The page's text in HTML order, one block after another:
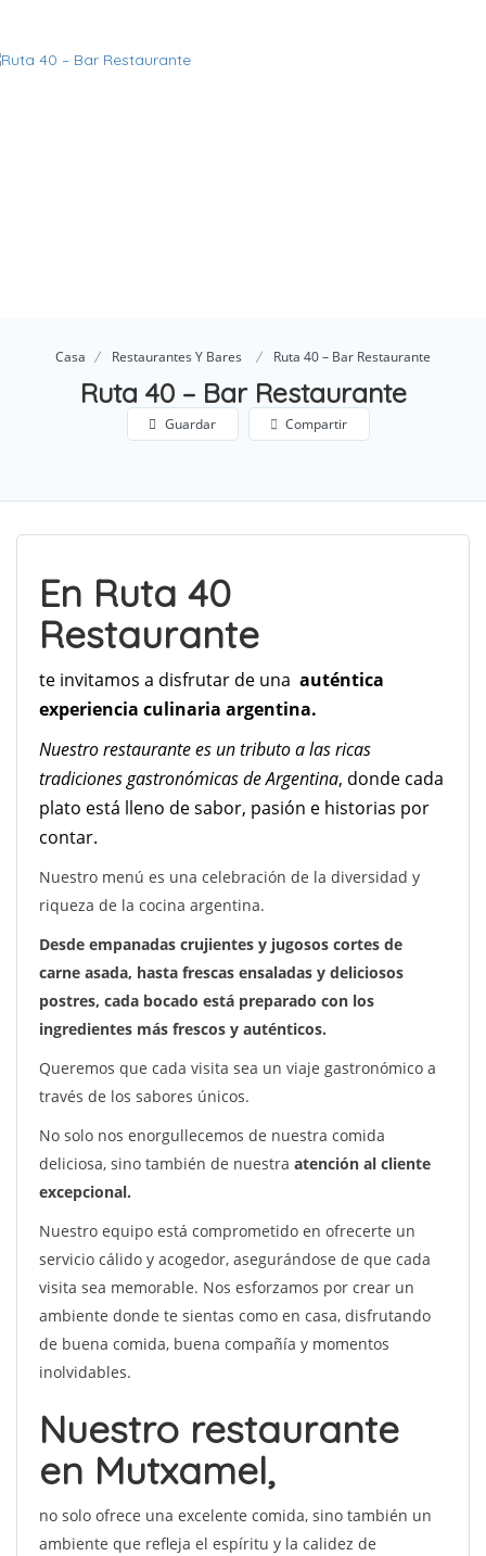
Casa Restaurantes Y Bares Ruta 40 – Bar Restaurante
Ruta 40 – Bar Restaurante
Guardar Compartir
En Ruta 40
Restaurante
te invitamos a disfrutar de una auténtica
experiencia culinaria argentina.
Nuestro restaurante es un tributo a las ricas
tradiciones gastronómicas de Argentina, donde cada
plato está lleno de sabor, pasión e historias por
contar.
Nuestro menú es una celebración de la diversidad y
riqueza de la cocina argentina.
Desde empanadas crujientes y jugosos cortes de
carne asada, hasta frescas ensaladas y deliciosos
postres, cada bocado está preparado con los
ingredientes más frescos y auténticos.
Queremos que cada visita sea un viaje gastronómico a
través de los sabores únicos.
No solo nos enorgullecemos de nuestra comida
deliciosa, sino también de nuestra atención al cliente
excepcional.
Nuestro equipo está comprometido en ofrecerte un
servicio cálido y acogedor, asegurándose de que cada
visita sea memorable. Nos esforzamos por crear un
ambiente donde te sientas como en casa, disfrutando
de buena comida, buena compañía y momentos
inolvidables.
Nuestro restaurante
en Mutxamel,
no solo ofrece una excelente comida, sino también un
ambiente que refleja el espíritu y la calidez de